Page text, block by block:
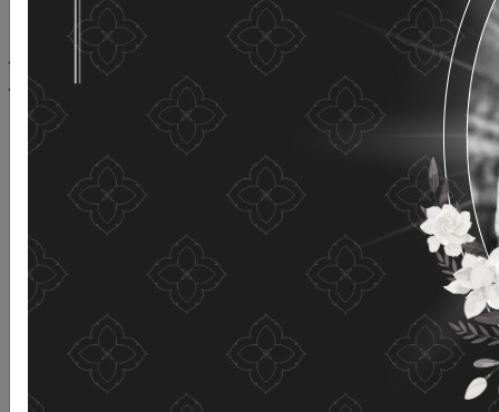
ความคมชัดปกติ
เปิดอ่านด้วยเสียง
ปิดอ่านด้วยเสียง
ผังเว็บไซต์
เว็บไซต์นี้ใช้คุกกี้ (Cookies)
กรมกิจการผู้สูงอายุ
ให้ความสำคัญต่อข้อมูลส่วนบุคคลของ
ท่าน เพื่อการพัฒนาและปรับปรุงเว็บไซต์ หากท่านใช้บริการ
เว็บไซต์นี้โดยไม่มีการปรับตั้งค่าใดๆ แสดงว่าท่านยินยอมที่จะ
รับคุกกี้บนเว็บไซต์ และนโยบายสิทธิส่วนบุคคลของเรา
ดูรายละเอียด ยอมรับทั้งหมด
02-659-6811 saraban@dop.mail.go.th